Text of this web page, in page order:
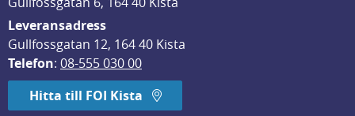
Leveransadress
Gullfossgatan 12, 164 40 Kista
Telefon: 08-555 030 00
Hitta till FOI Kista